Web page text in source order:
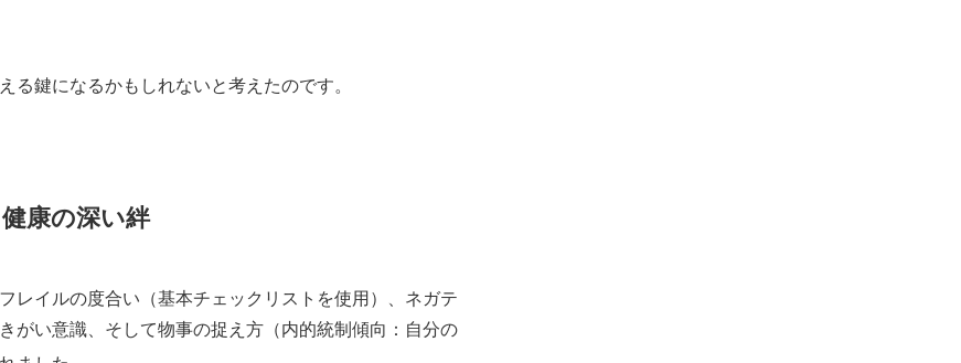
る鍵になるかもしれないと考えたのです。
康の深い絆
レイルの度合い（基本チェックリストを使用）、ネガテ
がい意識、そして物事の捉え方（内的統制傾向：自分の